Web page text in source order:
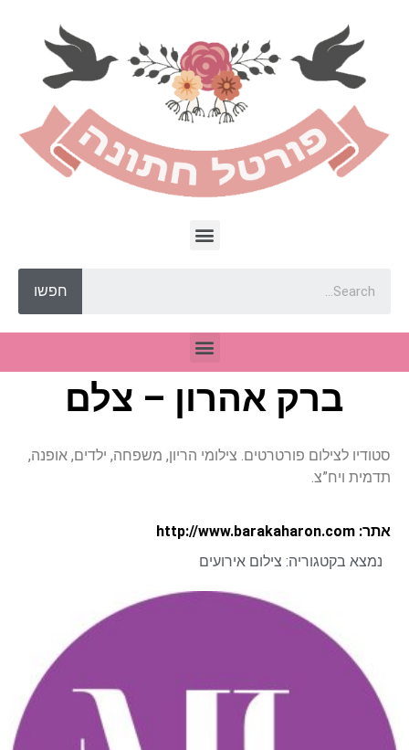
חפשו
ברק אהרון – צלם
סטודיו לצילום פורטרטים. צילומי הריון, משפחה, ילדים, אופנה,
תדמית ויח”צ.
אתר: http://www.barakaharon.com
נמצא בקטגוריה: צילום אירועים